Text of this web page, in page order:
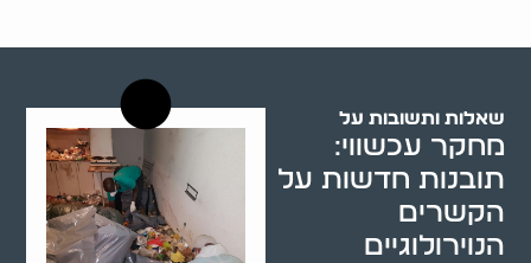
שאלות ותשובות על
מחקר עכשווי:
תובנות חדשות על
הקשרים
הנוירולוגיים